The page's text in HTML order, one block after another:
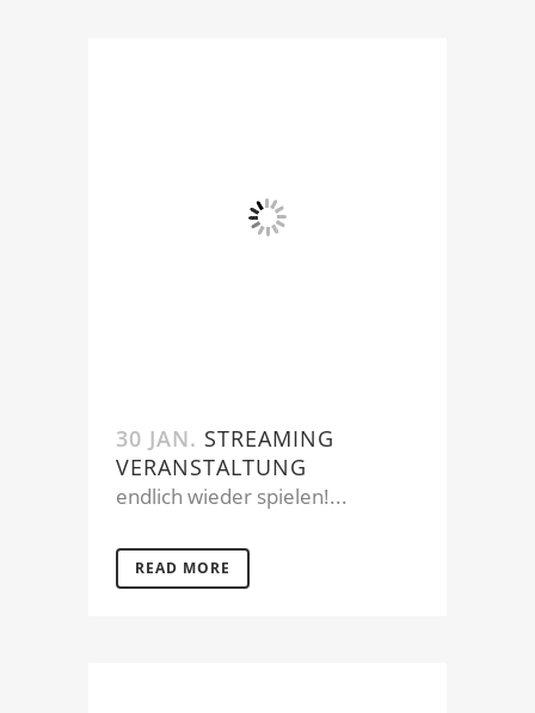
30 JAN. STREAMING
VERANSTALTUNG
endlich wieder spielen!...
READ MORE